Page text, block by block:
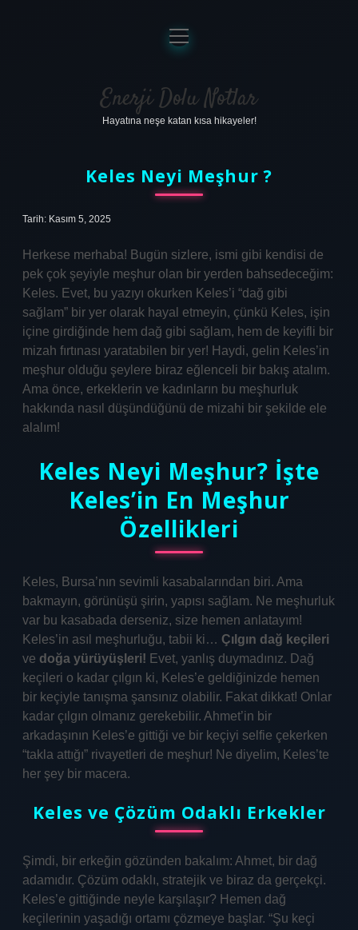
Anasayfa
Gizlilik Politikası
Yasal Uyarı
menüyü
aç
Enerji Dolu Notlar
Hayatına neşe katan kısa hikayeler!
Keles Neyi Meşhur ?
Tarih: Kasım 5, 2025
Herkese merhaba! Bugün sizlere, ismi gibi kendisi de
pek çok şeyiyle meşhur olan bir yerden bahsedeceğim:
Keles. Evet, bu yazıyı okurken Keles’i “dağ gibi
sağlam” bir yer olarak hayal etmeyin, çünkü Keles, işin
içine girdiğinde hem dağ gibi sağlam, hem de keyifli bir
mizah fırtınası yaratabilen bir yer! Haydi, gelin Keles’in
meşhur olduğu şeylere biraz eğlenceli bir bakış atalım.
Ama önce, erkeklerin ve kadınların bu meşhurluk
hakkında nasıl düşündüğünü de mizahi bir şekilde ele
alalım!
Keles Neyi Meşhur? İşte
Keles’in En Meşhur
Özellikleri
Keles, Bursa’nın sevimli kasabalarından biri. Ama
bakmayın, görünüşü şirin, yapısı sağlam. Ne meşhurluk
var bu kasabada derseniz, size hemen anlatayım!
Keles’in asıl meşhurluğu, tabii ki… Çılgın dağ keçileri
ve doğa yürüyüşleri! Evet, yanlış duymadınız. Dağ
keçileri o kadar çılgın ki, Keles’e geldiğinizde hemen
bir keçiyle tanışma şansınız olabilir. Fakat dikkat! Onlar
kadar çılgın olmanız gerekebilir. Ahmet’in bir
arkadaşının Keles’e gittiği ve bir keçiyi selfie çekerken
“takla attığı” rivayetleri de meşhur! Ne diyelim, Keles’te
her şey bir macera.
Keles ve Çözüm Odaklı Erkekler
Şimdi, bir erkeğin gözünden bakalım: Ahmet, bir dağ
adamıdır. Çözüm odaklı, stratejik ve biraz da gerçekçi.
Keles’e gittiğinde neyle karşılaşır? Hemen dağ
keçilerinin yaşadığı ortamı çözmeye başlar. “Şu keçi